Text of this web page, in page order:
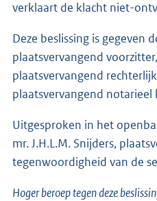
verklaart de klacht niet-
Deze beslissing is gegeven
plaatsvervangend
plaatsvervangend
plaatsvervangend notarieel
Uitgesproken in het
mr. J.H.L.M. Snijders,
tegenwoordigheid van de
Hoger beroep tegen deze